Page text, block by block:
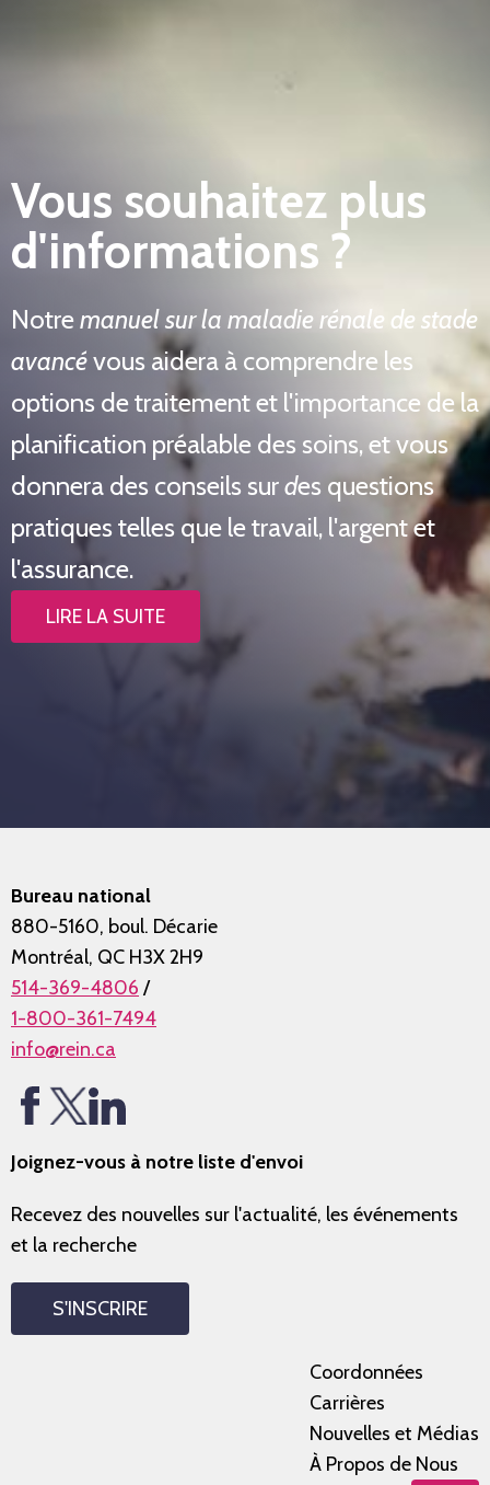
Vous souhaitez plus
d'informations ?
Notremanuel sur la maladie rénale de stade
avancévous aidera à comprendre les
options de traitement et l'importance de la
planification préalable des soins, et vous
donnera des conseils surdes questions
pratiques telles que le travail, l'argent et
l'assurance.
LIRE LA SUITE
Bureau national
880-5160, boul. Décarie
Montréal, QC H3X 2H9
514-369-4806 /
1-800-361-7494
info@rein.ca
Joignez-vous à notre liste d'envoi
Recevez des nouvelles sur l'actualité, les événements
et la recherche
S'INSCRIRE
Coordonnées
Carrières
Nouvelles et Médias
À Propos de Nous